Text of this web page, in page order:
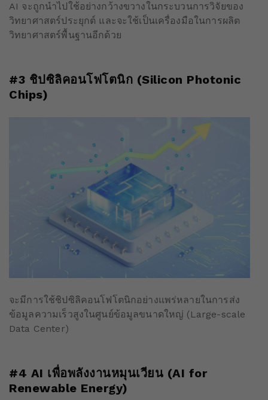
AI จะถูกนำไปใช้อย่างกว้างขวางในกระบวนการวิจัยของ
วิทยาศาสตร์ประยุกต์ และจะใช้เป็นเครื่องมือในการผลิต
วิทยาศาสตร์พื้นฐานอีกด้วย
#3 ชิปซิลิคอนโฟโตนิก (Silicon Photonic
Chips)
จะมีการใช้ชิปซิลิคอนโฟโตนิกอย่างแพร่หลายในการส่ง
ข้อมูลความเร็วสูงในศูนย์ข้อมูลขนาดใหญ่ (Large-scale
Data Center)
#4 AI เพื่อพลังงานหมุนเวียน (AI for
Renewable Energy)